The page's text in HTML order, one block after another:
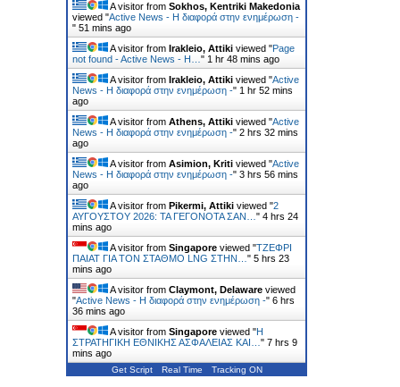
A visitor from Sokhos, Kentriki Makedonia
viewed "Active News - Η διαφορά στην ενημέρωση -
" 51 mins ago
A visitor from Irakleio, Attiki viewed "Page
not found - Active News - Η… " 1 hr 48 mins ago
A visitor from Irakleio, Attiki viewed "Active
News - Η διαφορά στην ενημέρωση -" 1 hr 52 mins
ago
A visitor from Athens, Attiki viewed "Active
News - Η διαφορά στην ενημέρωση -" 2 hrs 32 mins
ago
A visitor from Asimion, Kriti viewed "Active
News - Η διαφορά στην ενημέρωση -" 3 hrs 56 mins
ago
A visitor from Pikermi, Attiki viewed "2
ΑΥΓΟΥΣΤΟΥ 2026: ΤΑ ΓΕΓΟΝΟΤΑ ΣΑΝ… " 4 hrs 24
mins ago
A visitor from Singapore viewed "ΤΖΕΦΡΙ
ΠΑΙΑΤ ΓΙΑ ΤΟΝ ΣΤΑΘΜΟ LNG ΣΤΗΝ… " 5 hrs 23
mins ago
A visitor from Claymont, Delaware viewed
"Active News - Η διαφορά στην ενημέρωση -" 6 hrs
36 mins ago
A visitor from Singapore viewed "Η
ΣΤΡΑΤΗΓΙΚΗ ΕΘΝΙΚΗΣ ΑΣΦΑΛΕΙΑΣ ΚΑΙ… " 7 hrs 9
mins ago
Get Script Real Time Tracking ON